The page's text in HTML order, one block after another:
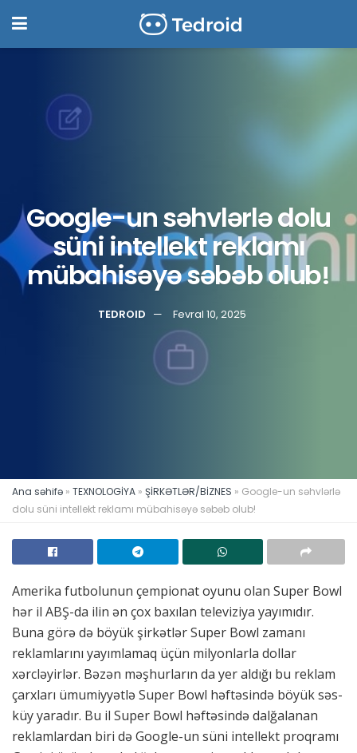
Google-un səhvlərlə dolu
süni intellekt reklamı
mübahisəyə səbəb olub!
TEDROID Fevral 10, 2025
Ana səhifə » TEXNOLOGİYA » ŞİRKƏTLƏR/BİZNES » Google-un səhvlərlə
dolu süni intellekt reklamı mübahisəyə səbəb olub!
Amerika futbolunun çempionat oyunu olan Super Bowl
hər il ABŞ-da ilin ən çox baxılan televiziya yayımıdır.
Buna görə də böyük şirkətlər Super Bowl zamanı
reklamlarını yayımlamaq üçün milyonlarla dollar
xərcləyirlər. Bəzən məşhurların da yer aldığı bu reklam
çarxları ümumiyyətlə Super Bowl həftəsində böyük səs-
küy yaradır. Bu il Super Bowl həftəsində dalğalanan
reklamlardan biri də Google-un süni intellekt proqramı